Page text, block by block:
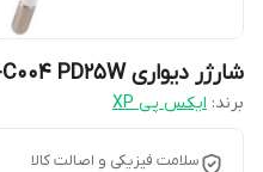
شارژر دیواری XP-C004 PD25W
برند: ایکس پی XP
سلامت فیزیکی و اصالت کالا